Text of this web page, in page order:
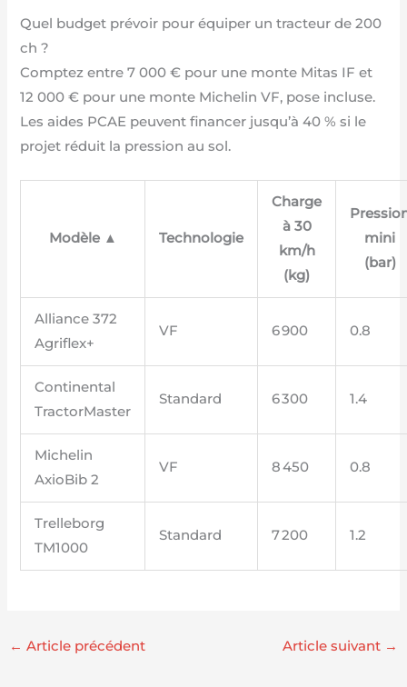
Quel budget prévoir pour équiper un tracteur de 200
ch ?
Comptez entre 7 000 € pour une monte Mitas IF et
12 000 € pour une monte Michelin VF, pose incluse.
Les aides PCAE peuvent financer jusqu’à 40 % si le
projet réduit la pression au sol.
Modèle ▲ Technologie
Charge
à 30
km/h
(kg)
mini
(bar)
Alliance 372
Agriflex+
VF 6 900 0.8
Continental
TractorMaster
Standard 6 300 1.4
Michelin
AxioBib 2
VF 8 450 0.8
Trelleborg
TM1000
Standard 7 200 1.2
← Article précédent Article suivant →